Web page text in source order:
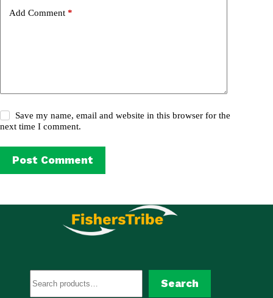
Add Comment *
Save my name, email and website in this browser for the
next time I comment.
Post Comment
Search